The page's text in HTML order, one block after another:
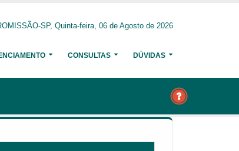
SP, Quinta-feira, 06 de Agosto de 2026
CONSULTAS DÚVIDAS